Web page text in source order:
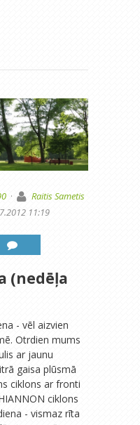
·
Raitis Sametis
11:19
(nedēļa
- vēl aizvien
Otrdien mums
ar jaunu
gaisa plūsmā
ciklons ar fronti
ciklons
- vismaz rīta